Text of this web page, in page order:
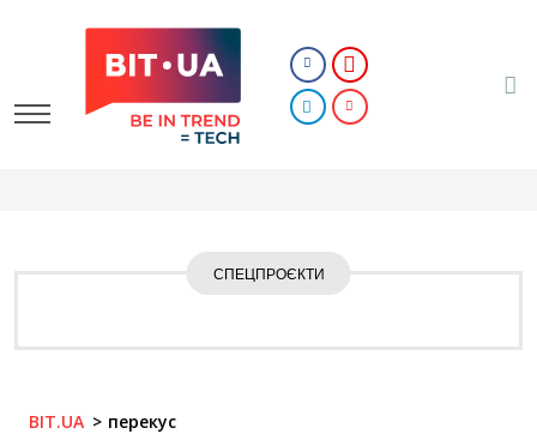
СПЕЦПРОЄКТИ
BIT.UA перекус